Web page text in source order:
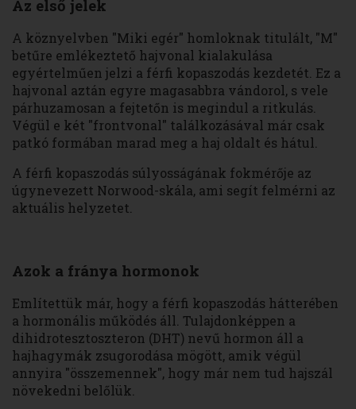
Az első jelek
A köznyelvben "Miki egér" homloknak titulált, "M"
betűre emlékeztető hajvonal kialakulása
egyértelműen jelzi a férfi kopaszodás kezdetét. Ez a
hajvonal aztán egyre magasabbra vándorol, s vele
párhuzamosan a fejtetőn is megindul a ritkulás.
Végül e két "frontvonal" találkozásával már csak
patkó formában marad meg a haj oldalt és hátul.
A férfi kopaszodás súlyosságának fokmérője az
úgynevezett Norwood-skála, ami segít felmérni az
aktuális helyzetet.
Azok a fránya hormonok
Említettük már, hogy a férfi kopaszodás hátterében
a hormonális működés áll. Tulajdonképpen a
dihidrotesztoszteron (DHT) nevű hormon áll a
hajhagymák zsugorodása mögött, amik végül
annyira "összemennek", hogy már nem tud hajszál
növekedni belőlük.